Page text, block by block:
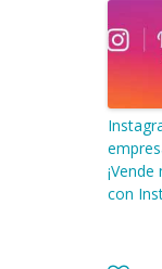
¡Vende
con